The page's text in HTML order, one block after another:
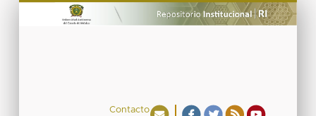
Contacto